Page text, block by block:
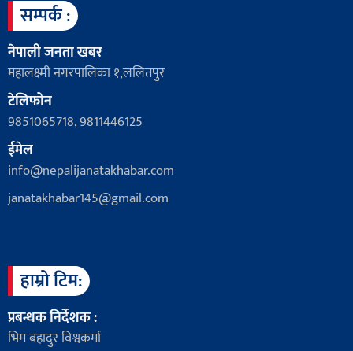
सम्पर्क :
नेपाली जनता खबर
महालक्ष्मी नगरपालिका १,ललितपुर
टेलिफोन
9851065718, 9811446125
ईमेल
info@nepalijanatakhabar.com
janatakhabar145@gmail.com
हाम्रो टिम:
प्रबन्धक निर्देशक :
भिम बहादुर विश्वकर्मा